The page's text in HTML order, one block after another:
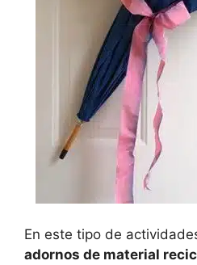
En este tipo de
adornos de material